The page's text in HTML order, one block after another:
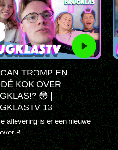
TROMP EN
KOK OVER
😳 |
13
aflevering is er een nieuwe
B...